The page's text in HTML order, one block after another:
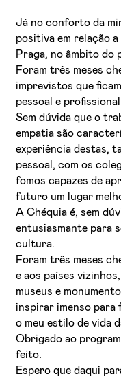
Li e aceito aPolítica de
Aceito receber emails
Já no conforto da
positiva em relação
Praga, no âmbito do
Foram três meses
imprevistos que
pessoal e
Sem dúvida que o
empatia são
experiência destas,
pessoal, com os
fomos capazes de
futuro um lugar
A Chéquia é, sem
entusiasmante para
cultura.
Foram três meses
e aos países
museus e
inspirar imenso para
o meu estilo de vida
Obrigado ao
feito.
Espero que daqui